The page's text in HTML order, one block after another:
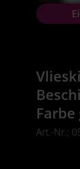
Farbe
Art.-Nr.: